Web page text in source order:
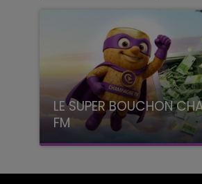
LE SUPER BOUCHON
FM
avec La Famille